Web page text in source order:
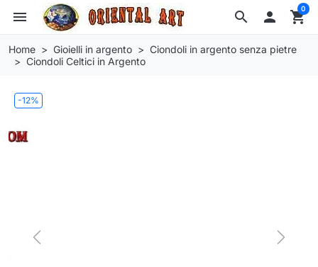
search
menu  shopping_cart
0
Home Gioielli in argento
Ciondoli in argento senza pietre
Ciondoli Celtici in Argento
-12%
Previous Next